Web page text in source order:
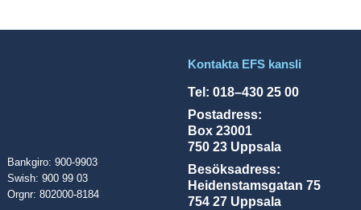
Bankgiro: 900-9903
Swish: 900 99 03
Orgnr: 802000-8184
Kontakta EFS kansli
Tel: 018–430 25 00
Postadress:
Box 23001
750 23 Uppsala
Besöksadress:
Heidenstamsgatan 75
754 27 Uppsala